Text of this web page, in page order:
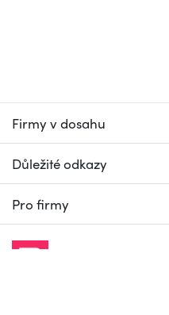
Firmy v dosahu
Důležité odkazy
Pro firmy